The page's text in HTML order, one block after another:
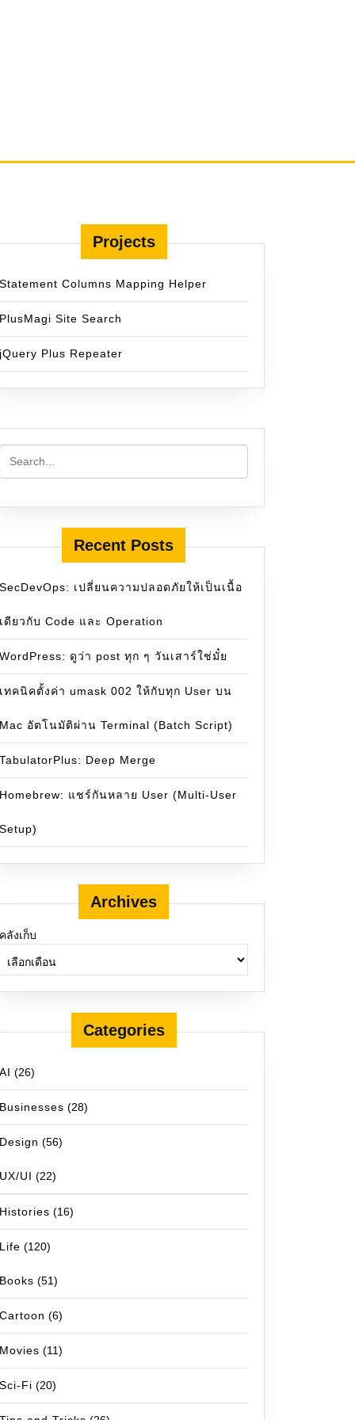
Projects
Statement Columns Mapping Helper
PlusMagi Site Search
jQuery Plus Repeater
Recent Posts
SecDevOps: เปลี่ยนความปลอดภัยให้เป็นเนื้อ
เดียวกับ Code และ Operation
WordPress: ดูว่า post ทุก ๆ วันเสาร์ใช่มั๋ย
เทคนิคตั้งค่า umask 002 ให้กับทุก User บน
Mac อัตโนมัติผ่าน Terminal (Batch Script)
TabulatorPlus: Deep Merge
Homebrew: แชร์กันหลาย User (Multi-User
Setup)
Archives
คลังเก็บ
Categories
AI (26)
Businesses (28)
Design (56)
UX/UI (22)
Histories (16)
Life (120)
Books (51)
Cartoon (6)
Movies (11)
Sci-Fi (20)